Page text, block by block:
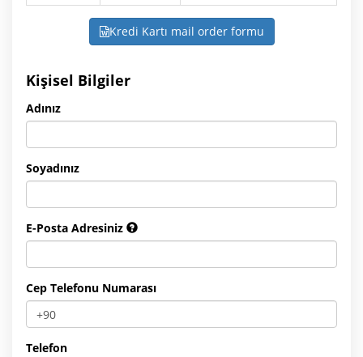
Kredi Kartı mail order formu
Kişisel Bilgiler
Adınız
Soyadınız
E-Posta Adresiniz
Cep Telefonu Numarası
Telefon